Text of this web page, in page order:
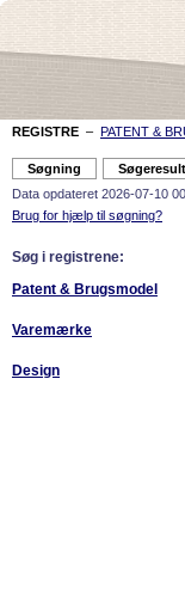
REGISTRE – PATENT &
Data opdateret 2026-07-10
Brug for hjælp til søgning?
Søg i registrene:
Patent & Brugsmodel
Varemærke
Design